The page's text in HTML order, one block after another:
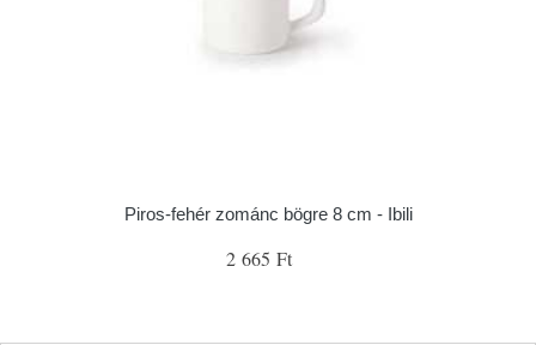
Piros-fehér zománc bögre 8 cm - Ibili
2 665 Ft